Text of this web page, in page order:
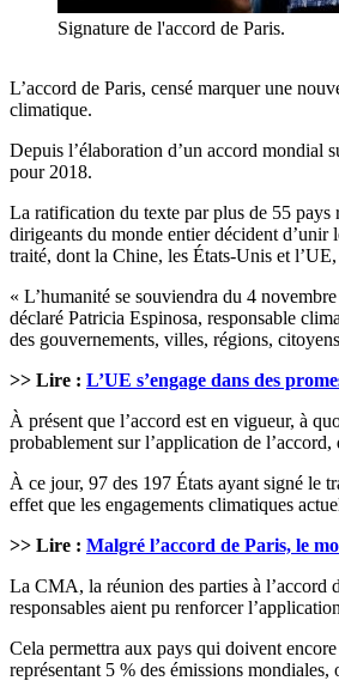
Signature de l'accord de Paris.
L’accord de Paris, censé marquer une
climatique.
Depuis l’élaboration d’un accord mondial
pour 2018.
La ratification du texte par plus de 55 pays
dirigeants du monde entier décident
traité, dont la Chine, les États-Unis et
« L’humanité se souviendra du 4
déclaré Patricia Espinosa, responsable
des gouvernements, villes, régions,
>> Lire : L’UE s’engage dans des
À présent que l’accord est en vigueur, à
probablement sur l’application de
À ce jour, 97 des 197 États ayant signé le
effet que les engagements climatiques
>> Lire : Malgré l’accord de Paris, le
La CMA, la réunion des parties à l’accord
responsables aient pu renforcer
Cela permettra aux pays qui doivent
représentant 5 % des émissions